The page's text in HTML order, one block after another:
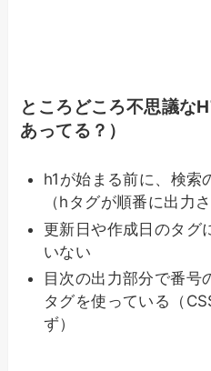
ところどころ不思議な
あってる？）
h1が始まる前に、検索
（hタグが順番に出力
更新日や作成日のタグ
いない
目次の出力部分で番
タグを使っている（
ず）